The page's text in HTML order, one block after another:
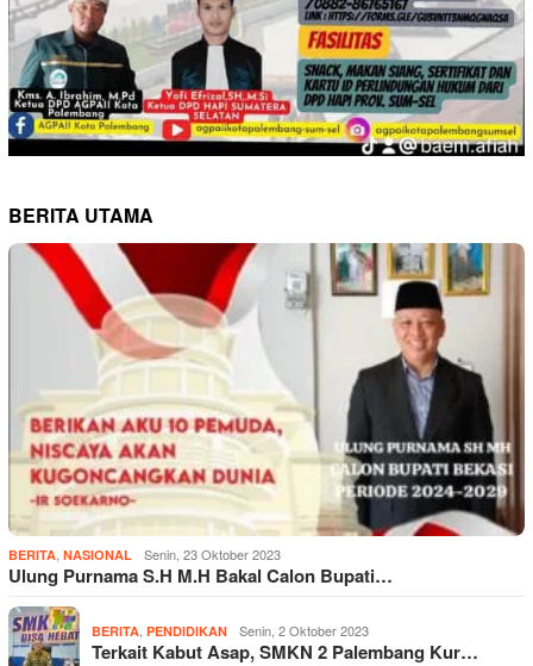
BERITA UTAMA
BERITA NASIONAL Senin, 23 Oktober 2023
Ulung Purnama S.H M.H Bakal Calon Bupati…
BERITA PENDIDIKAN Senin, 2 Oktober 2023
Terkait Kabut Asap, SMKN 2 Palembang Kur…